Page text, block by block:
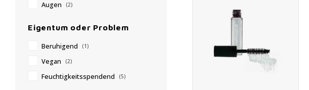
Augen (2)
Eigentum oder Problem
Beruhigend (1)
Vegan (2)
Feuchtigkeitsspendend (5)